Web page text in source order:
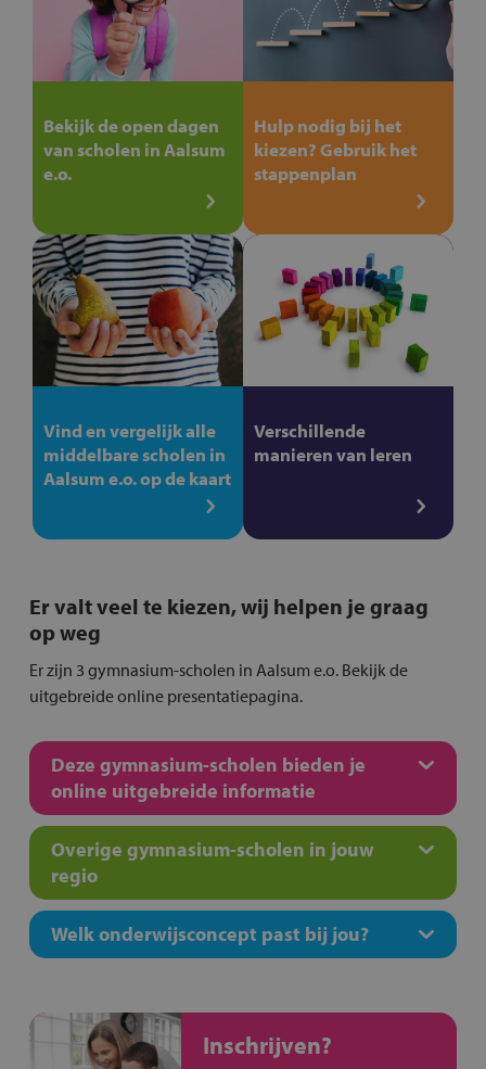
Bekijk de open dagen
van scholen in Aalsum
e.o.
Hulp nodig bij het
kiezen? Gebruik het
stappenplan
Vind en vergelijk alle
middelbare scholen in
Aalsum e.o. op de kaart
Verschillende
manieren van leren
Er valt veel te kiezen, wij helpen je graag
op weg
Er zijn 3 gymnasium-scholen in Aalsum e.o. Bekijk de
uitgebreide online presentatiepagina.
Deze gymnasium-scholen bieden je
online uitgebreide informatie
Overige gymnasium-scholen in jouw
regio
Welk onderwijsconcept past bij jou?
Inschrijven?